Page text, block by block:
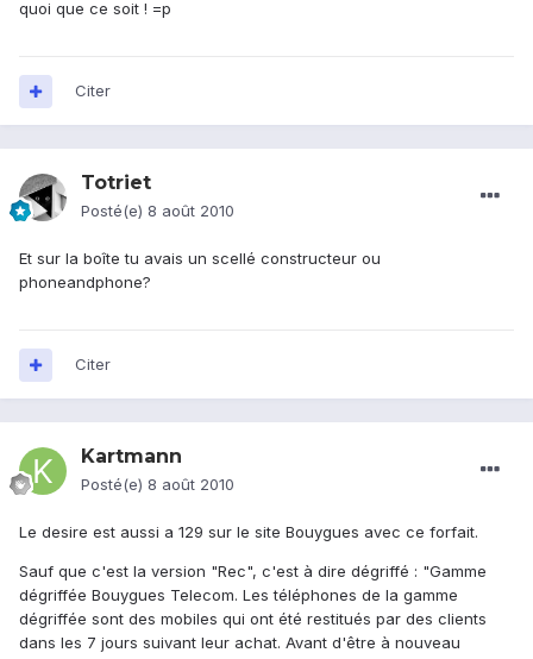
quoi que ce soit ! =p
Citer
Totriet
Posté(e) 8 août 2010
Et sur la boîte tu avais un scellé constructeur ou
phoneandphone?
Citer
Kartmann
Posté(e) 8 août 2010
Le desire est aussi a 129 sur le site Bouygues avec ce forfait.
Sauf que c'est la version "Rec", c'est à dire dégriffé : "Gamme
dégriffée Bouygues Telecom. Les téléphones de la gamme
dégriffée sont des mobiles qui ont été restitués par des clients
dans les 7 jours suivant leur achat. Avant d'être à nouveau